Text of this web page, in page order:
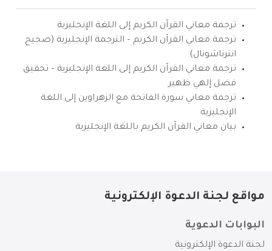
ترجمة معاني القرآن الكريم إلى اللغة الإنجليزية
ترجمة معاني القرآن الكريم – الترجمة الإنجليزية (صحيح
انترناشونال)
ترجمة معاني القرآن الكريم إلى اللغة الإنجليزية – تحقيق
فضل إلهي ظهير
ترجمة معاني سورة الفاتحة مع الزهراوين إلى اللغة
الإنجليزية
بيان معاني القرآن الكريم باللغة الإنجليزية
مواقع لجنة الدعوة الإلكترونية
البوابات الدعوية
لجنة الدعوة الإلكترونية